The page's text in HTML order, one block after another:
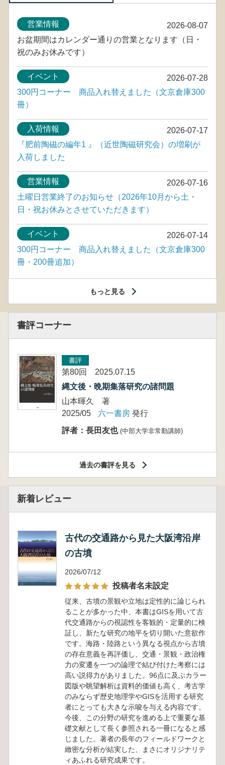
2026-08-07
営業情報
お盆期間はカレンダー通りの営業となります（日・
祝のみお休みです）
2026-07-28
イベント
300円コーナー 商品入れ替えました（文京倉庫300
冊）
2026-07-17
入荷情報
『肥前陶磁の編年1 』（近世陶磁研究会）の増刷が
入荷しました
2026-07-16
営業情報
土曜日営業終了のお知らせ（2026年10月から土・
日・祝お休みとさせていただきます）
2026-07-14
イベント
300円コーナー 商品入れ替えました（文京倉庫300
冊・200冊追加）
もっと見る
書評コーナー
書評
第80回 2025.07.15
縄文後・晩期集落研究の諸問題
山本暉久 著
2025/05
六一書房 発行
評者：長田友也 (中部大学非常勤講師)
過去の書評を見る
新着レビュー
古代の交通路から見た大阪湾沿岸
の古墳
2026/07/12
投稿者名未設定
従来、古墳の景観や立地は定性的に論じられ
ることが多かった中、本書はGISを用いて古
代交通路からの視認性を客観的・定量的に検
証し、新たな研究の地平を切り開いた意欲作
です。海路・陸路という異なる視点から古墳
の存在意義を再評価し、交通・景観・政治権
力の変遷を一つの論理で結び付けた考察には
高い説得力がありました。96点に及ぶカラー
図版や眺望解析は資料的価値も高く、考古学
のみならず歴史地理学やGISを活用する研究
者にとっても大きな示唆を与える内容です。
今後、この分野の研究を進める上で重要な基
礎文献として長く参照される一冊になると感
じました。著者の長年のフィールドワークと
緻密な分析が結実した、まさにオリジナリテ
ィあふれる研究成果です。